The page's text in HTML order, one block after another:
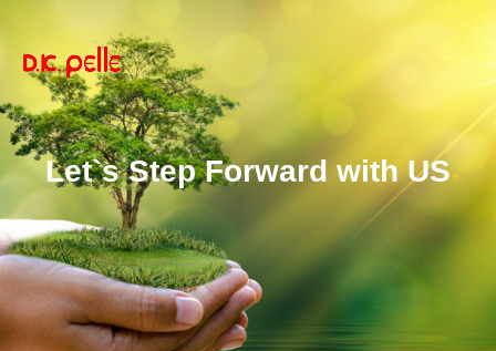
Let`s Step Forward with US